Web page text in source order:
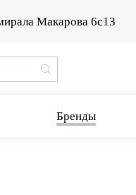
Макарова 6с13
Бренды